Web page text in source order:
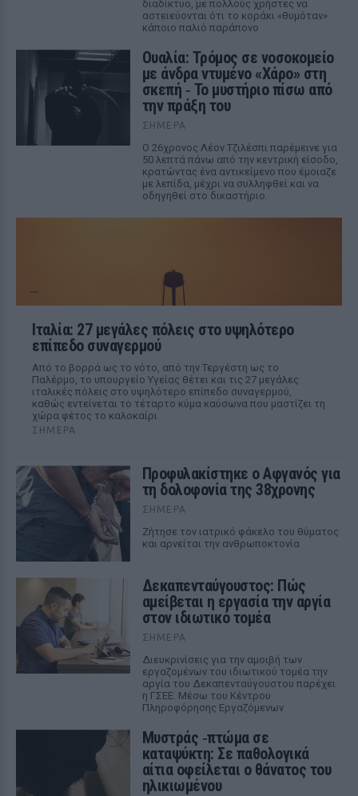
διαδίκτυο, με πολλούς χρήστες να
αστειεύονται ότι το κοράκι «θυμόταν»
κάποιο παλιό παράπονο
Ουαλία: Τρόμος σε νοσοκομείο
με άνδρα ντυμένο «Χάρο» στη
σκεπή ‑ Το μυστήριο πίσω από
την πράξη του
ΣΉΜΕΡΑ
Ο 26χρονος Λέον Τζιλέσπι παρέμεινε για
50 λεπτά πάνω από την κεντρική είσοδο,
κρατώντας ένα αντικείμενο που έμοιαζε
με λεπίδα, μέχρι να συλληφθεί και να
οδηγηθεί στο δικαστήριο.
Ιταλία: 27 μεγάλες πόλεις στο υψηλότερο
επίπεδο συναγερμού
Από το βορρά ως το νότο, από την Τεργέστη ως το
Παλέρμο, το υπουργείο Υγείας θέτει και τις 27 μεγάλες
ιταλικές πόλεις στο υψηλότερο επίπεδο συναγερμού,
καθώς εντείνεται το τέταρτο κύμα καύσωνα που μαστίζει τη
χώρα φέτος το καλοκαίρι
ΣΉΜΕΡΑ
Προφυλακίστηκε ο Αφγανός για
τη δολοφονία της 38χρονης
ΣΉΜΕΡΑ
Ζήτησε τον ιατρικό φάκελο του θύματος
και αρνείται την ανθρωποκτονία
Δεκαπενταύγουστος: Πώς
αμείβεται η εργασία την αργία
στον ιδιωτικό τομέα
ΣΉΜΕΡΑ
Διευκρινίσεις για την αμοιβή των
εργαζομένων του ιδιωτικού τομέα την
αργία του Δεκαπενταύγουστου παρέχει
η ΓΣΕΕ. Μέσω του Κέντρου
Πληροφόρησης Εργαζόμενων
Μυστράς ‑πτώμα σε
καταψύκτη: Σε παθολογικά
αίτια οφείλεται ο θάνατος του
ηλικιωμένου